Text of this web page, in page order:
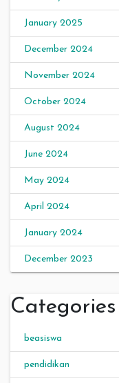
January 2025
December 2024
November 2024
October 2024
August 2024
June 2024
May 2024
April 2024
January 2024
December 2023
Categories
beasiswa
pendidikan